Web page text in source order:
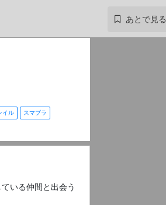
あとで見る
イル スマブラ
いる仲間と出会う